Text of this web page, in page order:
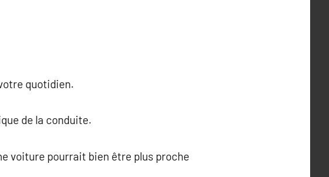
quotidien.
de la conduite.
voiture pourrait bien être plus proche